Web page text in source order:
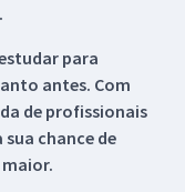
para
antes. Com
de profissionais
chance de